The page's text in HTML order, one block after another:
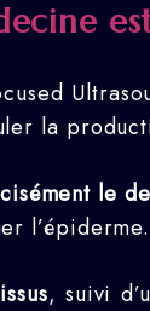
la
le
l’épiderme.
, suivi